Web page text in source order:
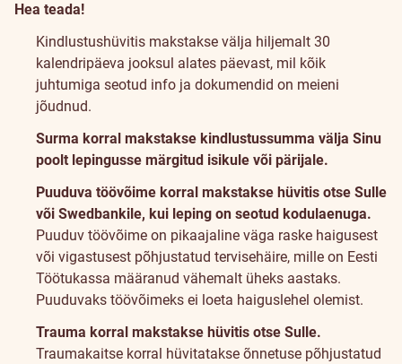
Hea teada!
Kindlustushüvitis makstakse välja hiljemalt 30
kalendripäeva jooksul alates päevast, mil kõik
juhtumiga seotud info ja dokumendid on meieni
jõudnud.
Surma korral makstakse kindlustussumma välja Sinu
poolt lepingusse märgitud isikule või pärijale.
Puuduva töövõime korral makstakse hüvitis otse Sulle
või Swedbankile, kui leping on seotud kodulaenuga.
Puuduv töövõime on pikaajaline väga raske haigusest
või vigastusest põhjustatud tervisehäire, mille on Eesti
Töötukassa määranud vähemalt üheks aastaks.
Puuduvaks töövõimeks ei loeta haiguslehel olemist.
Trauma korral makstakse hüvitis otse Sulle.
Traumakaitse korral hüvitatakse õnnetuse põhjustatud